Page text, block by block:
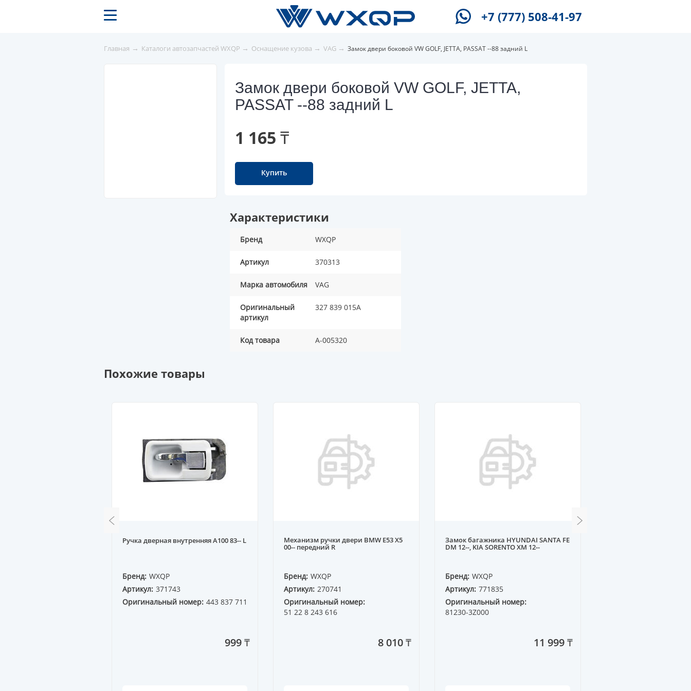
+7 (777) 508-41-97
Главная → Каталоги автозапчастей WXQP → Оснащение кузова → VAG → Замок двери боковой VW GOLF, JETTA, PASSAT --88 задний L
Замок двери боковой VW GOLF, JETTA,
PASSAT --88 задний L
1 165 ₸
Купить
Характеристики
Бренд WXQP
Артикул 370313
Марка автомобиля VAG
Оригинальный
артикул
327 839 015A
Код товара A-005320
Похожие товары
Ручка дверная внутренняя A100 83-- L
Бренд: WXQP
Артикул: 371743
Оригинальный номер: 443 837 711
999 ₸
Механизм ручки двери BMW E53 X5
00-- передний R
Бренд: WXQP
Артикул: 270741
Оригинальный номер:
51 22 8 243 616
8 010 ₸
Замок багажника HYUNDAI SANTA FE
DM 12--, KIA SORENTO XM 12--
Бренд: WXQP
Артикул: 771835
Оригинальный номер:
81230-3Z000
11 999 ₸